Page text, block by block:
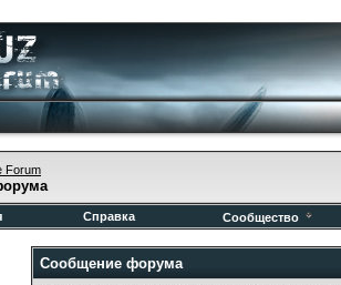
Forum
Справка Сообщество
Сообщение форума